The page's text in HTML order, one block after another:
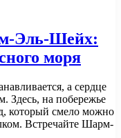
Эль-Шейх:
моря
а сердце
Здесь, на побережье
который смело можно
Встречайте Шарм-